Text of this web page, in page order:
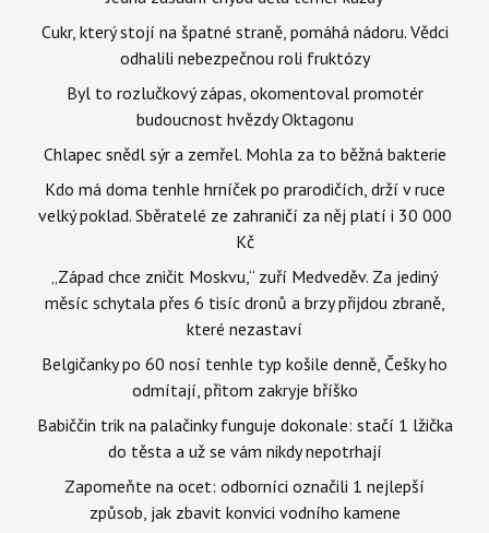
Cukr, který stojí na špatné straně, pomáhá nádoru. Vědci
odhalili nebezpečnou roli fruktózy
Byl to rozlučkový zápas, okomentoval promotér
budoucnost hvězdy Oktagonu
Chlapec snědl sýr a zemřel. Mohla za to běžná bakterie
Kdo má doma tenhle hrníček po prarodičích, drží v ruce
velký poklad. Sběratelé ze zahraničí za něj platí i 30 000
Kč
„Západ chce zničit Moskvu,“ zuří Medveděv. Za jediný
měsíc schytala přes 6 tisíc dronů a brzy přijdou zbraně,
které nezastaví
Belgičanky po 60 nosí tenhle typ košile denně, Češky ho
odmítají, přitom zakryje bříško
Babiččin trik na palačinky funguje dokonale: stačí 1 lžička
do těsta a už se vám nikdy nepotrhají
Zapomeňte na ocet: odborníci označili 1 nejlepší
způsob, jak zbavit konvici vodního kamene